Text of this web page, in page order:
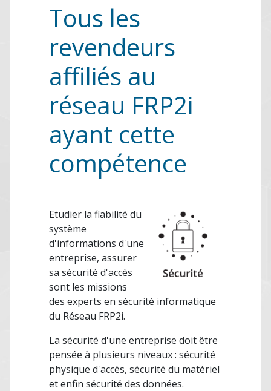
Tous les
revendeurs
affiliés au
réseau FRP2i
ayant cette
compétence
Etudier la fiabilité du
système
d'informations d'une
entreprise, assurer
sa sécurité d'accès
sont les missions
des experts en sécurité informatique
du Réseau FRP2i.
La sécurité d'une entreprise doit être
pensée à plusieurs niveaux : sécurité
physique d'accès, sécurité du matériel
et enfin sécurité des données.